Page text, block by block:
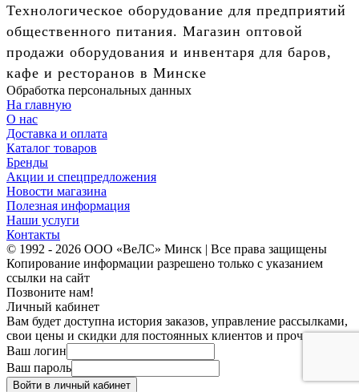
Технологическое оборудование для предприятий
общественного питания. Магазин оптовой
продажи оборудования и инвентаря для баров,
кафе и ресторанов в Минске
Обработка персональных данных
На главную
О нас
Доставка и оплата
Каталог товаров
Бренды
Акции и спецпредложения
Новости магазина
Полезная информация
Наши услуги
Контакты
© 1992 - 2026 ООО «ВеЛС» Минск | Все права защищены
Копирование информации разрешено только с указанием
ссылки на сайт
Позвоните нам!
Личный кабинет
Вам будет доступна история заказов, управление рассылками,
свои цены и скидки для постоянных клиентов и прочее.
Ваш логин
Ваш пароль
Войти в личный кабинет